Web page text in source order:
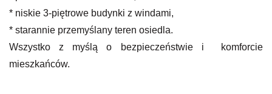
* niskie 3-piętrowe budynki z windami,
* starannie przemyślany teren osiedla.
Wszystko z myślą o bezpieczeństwie i komforcie
mieszkańców.